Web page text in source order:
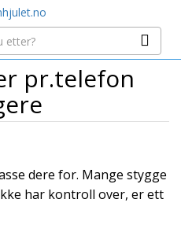
pr.telefon
dere for. Mange stygge
har kontroll over, er ett